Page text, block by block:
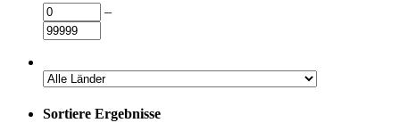
–
Sortiere Ergebnisse